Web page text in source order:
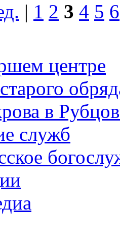
| 1 2 3 4 5 6
центре
в
служб